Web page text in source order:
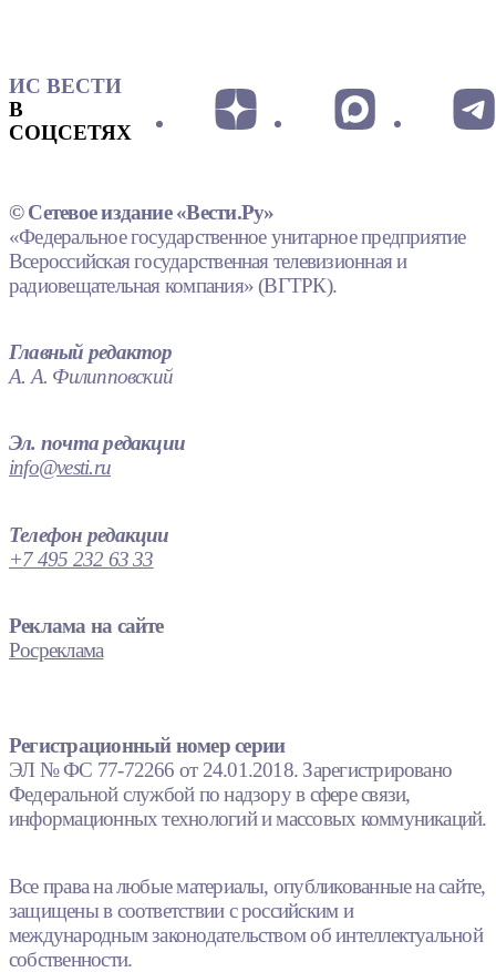
ИС ВЕСТИ
В
СОЦСЕТЯХ
© Сетевое издание «Вести.Ру»
«Федеральное государственное унитарное предприятие
Всероссийская государственная телевизионная и
радиовещательная компания» (ВГТРК).
Главный редактор
А. А. Филипповский
Эл. почта редакции
info@vesti.ru
Телефон редакции
+7 495 232 63 33
Реклама на сайте
Росреклама
Регистрационный номер серии
ЭЛ № ФС 77-72266 от 24.01.2018. Зарегистрировано
Федеральной службой по надзору в сфере связи,
информационных технологий и массовых коммуникаций.
Все права на любые материалы, опубликованные на сайте,
защищены в соответствии с российским и
международным законодательством об интеллектуальной
собственности.